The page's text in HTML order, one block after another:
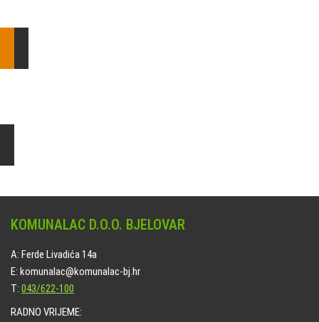
KOMUNALAC D.O.O. BJELOVAR
A: Ferde Livadića 14a
E: komunalac@komunalac-bj.hr
T: 043/622-100
RADNO VRIJEME: